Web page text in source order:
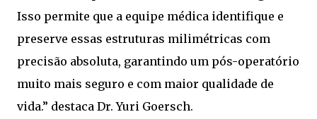
Isso permite que a equipe médica identifique e
preserve essas estruturas milimétricas com
precisão absoluta, garantindo um pós-operatório
muito mais seguro e com maior qualidade de
vida.” destaca Dr. Yuri Goersch.